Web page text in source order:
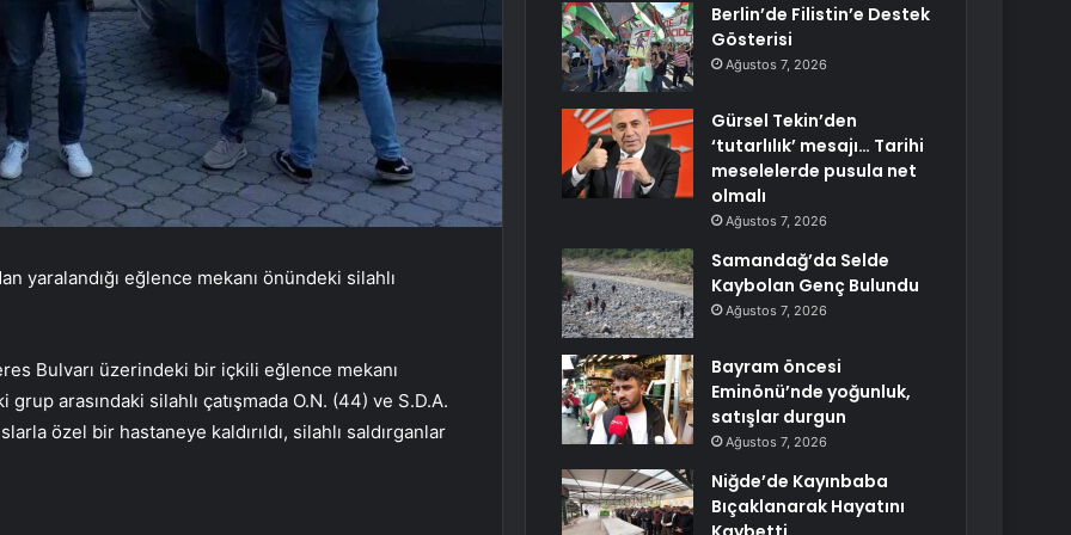
yaralandığı eğlence mekanı önündeki silahlı
Bulvarı üzerindeki bir içkili eğlence mekanı
arasındaki silahlı çatışmada O.N. (44) ve S.D.A.
özel bir hastaneye kaldırıldı, silahlı saldırganlar
Berlin’de Filistin’e Destek
Gösterisi
Ağustos 7, 2026
Gürsel Tekin’den
‘tutarlılık’ mesajı… Tarihi
meselelerde pusula net
olmalı
Ağustos 7, 2026
Samandağ’da Selde
Kaybolan Genç Bulundu
Ağustos 7, 2026
Bayram öncesi
Eminönü’nde yoğunluk,
satışlar durgun
Ağustos 7, 2026
Niğde’de Kayınbaba
Bıçaklanarak Hayatını